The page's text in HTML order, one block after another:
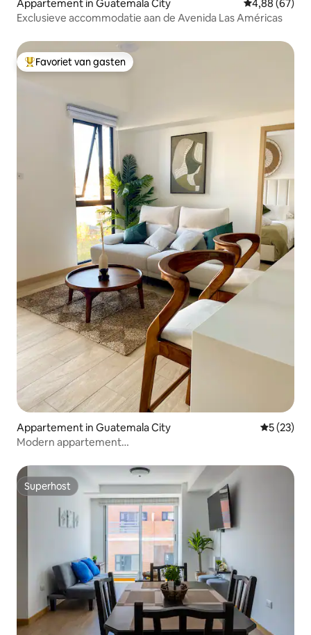
Appartement in Guatemala City Gemiddelde
4,88 (67)
Exclusieve accommodatie aan de Avenida Las Américas
Topfavoriet van gasten
Favoriet van gasten
Appartement in Guatemala City
5 (23)
Modern appartement
Superhost
Superhost